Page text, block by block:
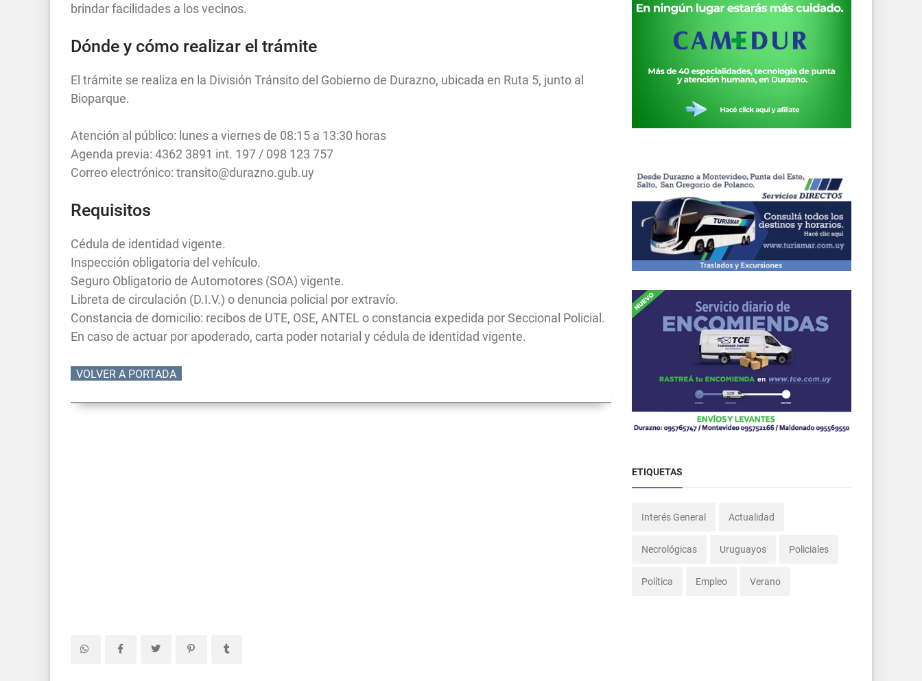
brindar facilidades a los vecinos.
Dónde y cómo realizar el trámite
El trámite se realiza en la División Tránsito del Gobierno de Durazno, ubicada en Ruta 5, junto al
Bioparque.
Atención al público: lunes a viernes de 08:15 a 13:30 horas
Agenda previa: 4362 3891 int. 197 / 098 123 757
Correo electrónico: transito@durazno.gub.uy
Requisitos
Cédula de identidad vigente.
Inspección obligatoria del vehículo.
Seguro Obligatorio de Automotores (SOA) vigente.
Libreta de circulación (D.I.V.) o denuncia policial por extravío.
Constancia de domicilio: recibos de UTE, OSE, ANTEL o constancia expedida por Seccional Policial.
En caso de actuar por apoderado, carta poder notarial y cédula de identidad vigente.
VOLVER A PORTADA
ETIQUETAS
Interés General Actualidad
Necrológicas Uruguayos Policiales
Política Empleo Verano